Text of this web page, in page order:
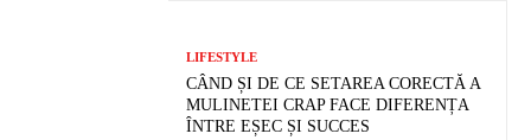
LIFESTYLE
CÂND ȘI DE CE SETAREA CORECTĂ A
MULINETEI CRAP FACE DIFERENȚA
ÎNTRE EȘEC ȘI SUCCES